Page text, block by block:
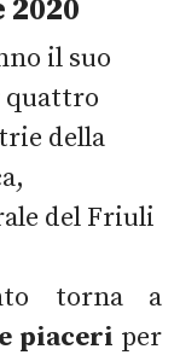
il suo
quattro
della
del Friuli
torna a
piaceri per